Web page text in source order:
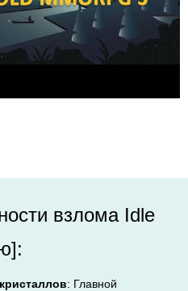
взлома Idle
: Главной